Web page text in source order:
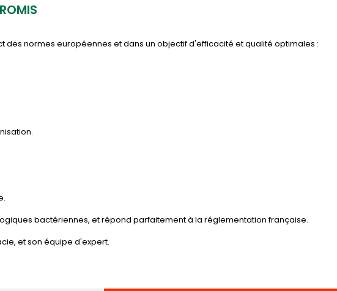
des normes européennes et dans un objectif d'efficacité et qualité optimales :
bactériennes, et répond parfaitement à la réglementation française.
et son équipe d'expert.